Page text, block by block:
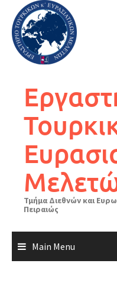
content
Τμήμα Διεθνών και
Πειραιώς
Main Menu